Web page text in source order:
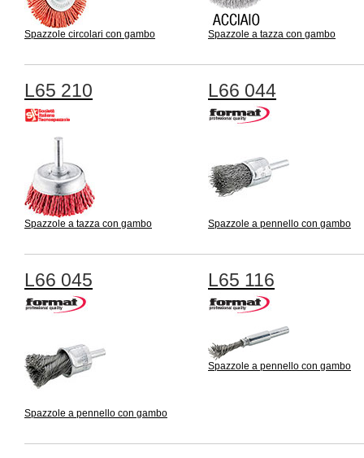
Spazzole circolari con gambo Spazzole a tazza con gambo
L65 210
Spazzole a tazza con gambo
L66 044
Spazzole a pennello con gambo
L66 045
Spazzole a pennello con gambo
L65 116
Spazzole a pennello con gambo